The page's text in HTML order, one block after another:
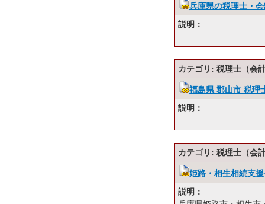
兵庫県の税理士・
説明：
カテゴリ: 税理士（会
福島県 郡山市 税理
説明：
カテゴリ: 税理士（会
姫路・相生相続支
説明：